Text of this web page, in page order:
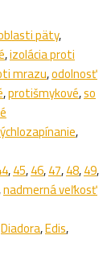
päty,
,izolácia proti
mrazu,odolnosť
,protišmykové,so
,
,45,46,47,48,49,
nadmerná veľkosť
Diadora,Edis,